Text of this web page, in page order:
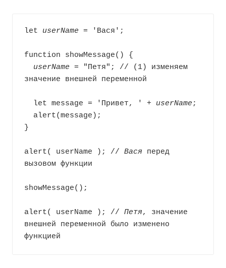
let userName = 'Вася';
function showMessage() {
userName = "Петя"; // (1) изменяем
значение внешней переменной
  let message = 'Привет, ' +
userName ;
}
alert( userName ); // Вася перед
вызовом функции
showMessage();
alert( userName ); // Петя, значение
внешней переменной было изменено
функцией